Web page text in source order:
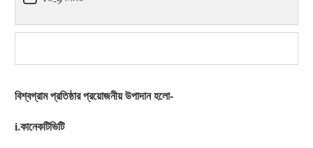
বিশ্বগ্রাম প্রতিষ্ঠার প্রয়োজনীয় উপাদান হলো-
i.কানেকটিভিটি